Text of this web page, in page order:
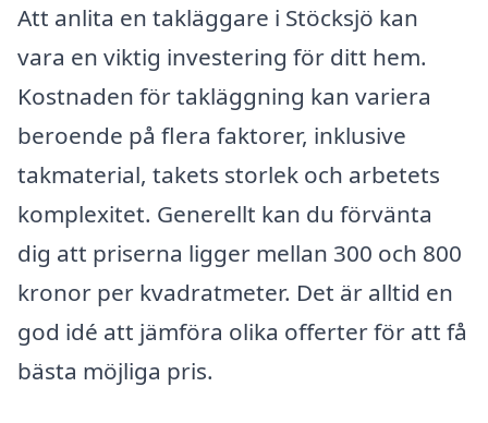
Att anlita en takläggare i Stöcksjö kan
vara en viktig investering för ditt hem.
Kostnaden för takläggning kan variera
beroende på flera faktorer, inklusive
takmaterial, takets storlek och arbetets
komplexitet. Generellt kan du förvänta
dig att priserna ligger mellan 300 och 800
kronor per kvadratmeter. Det är alltid en
god idé att jämföra olika offerter för att få
bästa möjliga pris.